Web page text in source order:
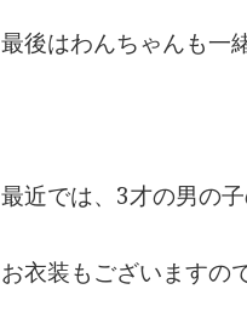
最後はわんちゃんも一
最近では、3才の男の
お衣装もございますの